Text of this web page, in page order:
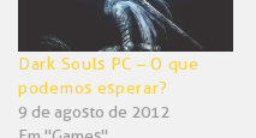
Dark Souls PC – O que
podemos esperar?
9 de agosto de 2012